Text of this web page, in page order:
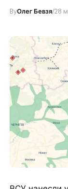
ByОлег Бевзя/28